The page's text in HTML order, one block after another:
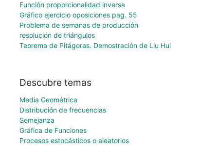
Función proporcionalidad inversa
Gráfico ejercicio oposiciones pag. 55
Problema de semanas de producción
resolución de triángulos
Teorema de Pitágoras. Demostración de Liu Hui
Descubre temas
Media Geométrica
Distribución de frecuencias
Semejanza
Gráfica de Funciones
Procesos estocásticos o aleatorios